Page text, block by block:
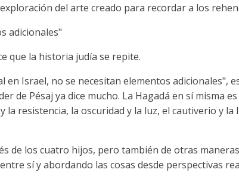
del arte creado para recordar a los
adicionales"
que la historia judía se repite.
en Israel, no se necesitan elementos adicionales",
de Pésaj ya dice mucho. La Hagadá en sí misma
la resistencia, la oscuridad y la luz, el cautiverio y la
de los cuatro hijos, pero también de otras
sí y abordando las cosas desde perspectivas